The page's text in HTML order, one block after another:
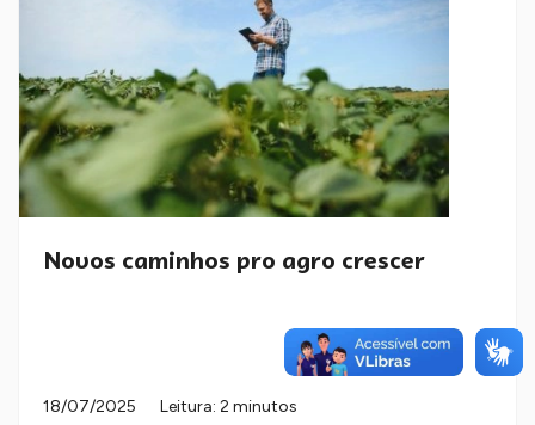
Novos caminhos pro agro crescer
18/07/2025
Leitura: 2 minutos